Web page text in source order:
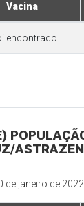
Vacina
encontrado.
de janeiro de 2022